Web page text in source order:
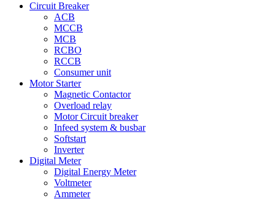
Circuit Breaker
ACB
MCCB
MCB
RCBO
RCCB
Consumer unit
Motor Starter
Magnetic Contactor
Overload relay
Motor Circuit breaker
Infeed system & busbar
Softstart
Inverter
Digital Meter
Digital Energy Meter
Voltmeter
Ammeter